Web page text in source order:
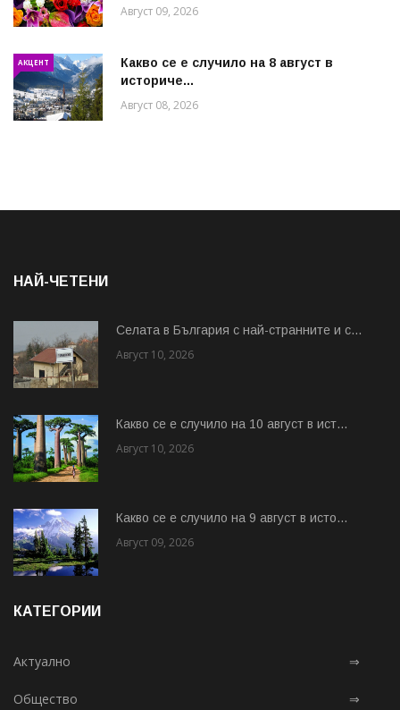
Август 09, 2026
АКЦЕНТ
Какво се е случило на 8 август в
историче...
Август 08, 2026
НАЙ-ЧЕТЕНИ
Cелата в България с най-странните и с...
Август 10, 2026
Какво се е случило на 10 август в ист...
Август 10, 2026
Какво се е случило на 9 август в исто...
Август 09, 2026
КАТЕГОРИИ
Актуално ⇒
Общество ⇒